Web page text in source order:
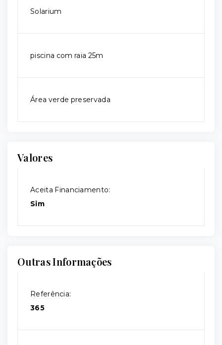
Solarium
piscina com raia 25m
Área verde preservada
Valores
Aceita Financiamento:
Sim
Outras Informações
Referência:
365